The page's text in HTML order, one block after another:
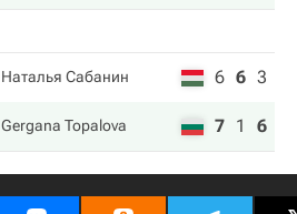
Наталья Сабанин 6 6 3
Gergana Topalova 7 1 6